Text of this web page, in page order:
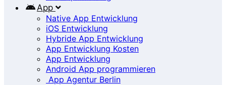
App
Native App Entwicklung
iOS Entwicklung
Hybride App Entwicklung
App Entwicklung Kosten
App Entwicklung
Android App programmieren
App Agentur Berlin